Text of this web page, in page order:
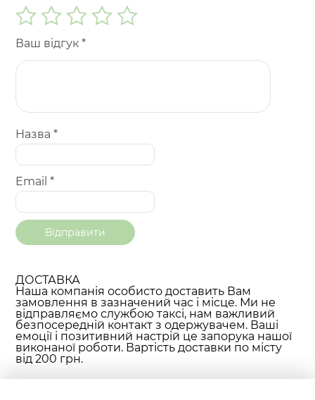
Ваш відгук*
Назва*
Email*
ДОСТАВКА
Наша компанія особисто доставить Вам
замовлення в зазначений час і місце. Ми не
відправляємо службою таксі, нам важливий
безпосередній контакт з одержувачем. Ваші
емоції і позитивний настрій це запорука нашої
виконаної роботи. Вартість доставки по місту
від 200 грн.